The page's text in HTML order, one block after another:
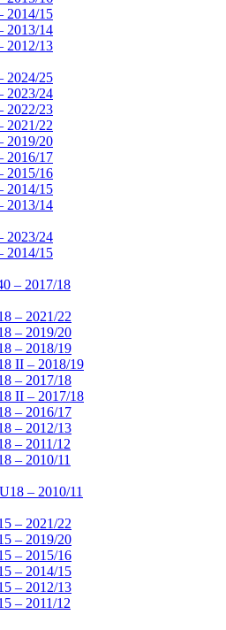
2014/15
2013/14
2012/13
2024/25
2023/24
2022/23
2021/22
2019/20
2016/17
2015/16
2014/15
2013/14
2023/24
2014/15
– 2017/18
– 2021/22
– 2019/20
– 2018/19
II – 2018/19
– 2017/18
II – 2017/18
– 2016/17
– 2012/13
– 2011/12
– 2010/11
– 2010/11
– 2021/22
– 2019/20
– 2015/16
– 2014/15
– 2012/13
– 2011/12